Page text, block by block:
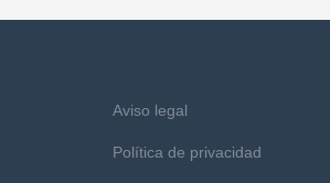
Aviso legal
Política de privacidad